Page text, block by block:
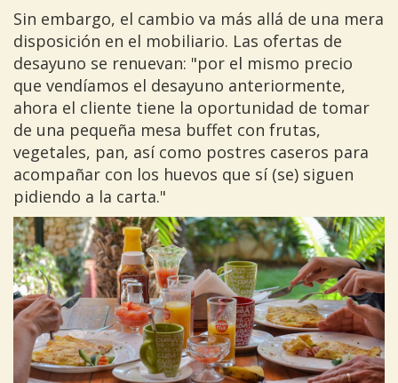
Sin embargo, el cambio va más allá de una mera
disposición en el mobiliario. Las ofertas de
desayuno se renuevan: "por el mismo precio
que vendíamos el desayuno anteriormente,
ahora el cliente tiene la oportunidad de tomar
de una pequeña mesa buffet con frutas,
vegetales, pan, así como postres caseros para
acompañar con los huevos que sí (se) siguen
pidiendo a la carta."